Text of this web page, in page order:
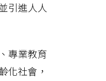
引進人人
專業教育
化社會，